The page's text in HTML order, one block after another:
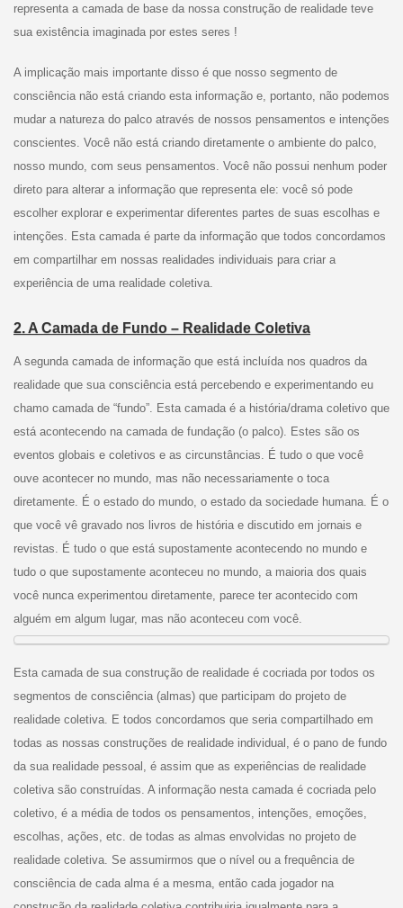
representa a camada de base da nossa construção de realidade teve
sua existência imaginada por estes seres !
A implicação mais importante disso é que nosso segmento de
consciência não está criando esta informação e, portanto, não podemos
mudar a natureza do palco através de nossos pensamentos e intenções
conscientes. Você não está criando diretamente o ambiente do palco,
nosso mundo, com seus pensamentos. Você não possui nenhum poder
direto para alterar a informação que representa ele: você só pode
escolher explorar e experimentar diferentes partes de suas escolhas e
intenções. Esta camada é parte da informação que todos concordamos
em compartilhar em nossas realidades individuais para criar a
experiência de uma realidade coletiva.
2. A Camada de Fundo – Realidade Coletiva
A segunda camada de informação que está incluída nos quadros da
realidade que sua consciência está percebendo e experimentando eu
chamo camada de “fundo”. Esta camada é a história/drama coletivo que
está acontecendo na camada de fundação (o palco). Estes são os
eventos globais e coletivos e as circunstâncias. É tudo o que você
ouve acontecer no mundo, mas não necessariamente o toca
diretamente. É o estado do mundo, o estado da sociedade humana. É o
que você vê gravado nos livros de história e discutido em jornais e
revistas. É tudo o que está supostamente acontecendo no mundo e
tudo o que supostamente aconteceu no mundo, a maioria dos quais
você nunca experimentou diretamente, parece ter acontecido com
alguém em algum lugar, mas não aconteceu com você.
Esta camada de sua construção de realidade é cocriada por todos os
segmentos de consciência (almas) que participam do projeto de
realidade coletiva. E todos concordamos que seria compartilhado em
todas as nossas construções de realidade individual, é o pano de fundo
da sua realidade pessoal, é assim que as experiências de realidade
coletiva são construídas. A informação nesta camada é cocriada pelo
coletivo, é a média de todos os pensamentos, intenções, emoções,
escolhas, ações, etc. de todas as almas envolvidas no projeto de
realidade coletiva. Se assumirmos que o nível ou a frequência de
consciência de cada alma é a mesma, então cada jogador na